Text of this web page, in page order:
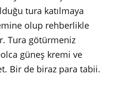
tura katılmaya
olup rehberlikle
Tura götürmeniz
güneş kremi ve
Bir de biraz para tabii.